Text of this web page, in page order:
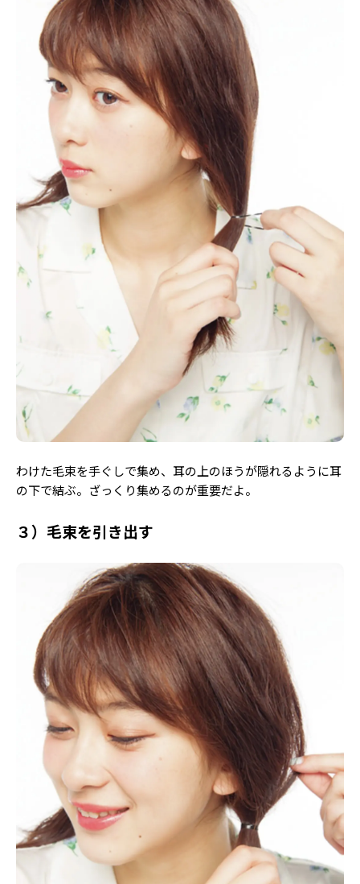
わけた毛束を手ぐしで集め、耳の上のほうが隠れるように耳
の下で結ぶ。ざっくり集めるのが重要だよ。
３）毛束を引き出す